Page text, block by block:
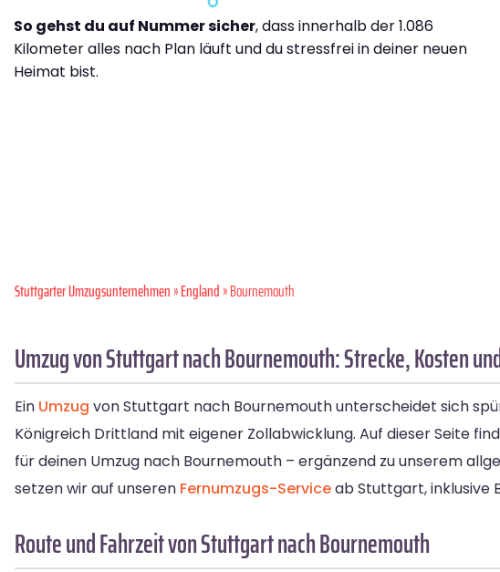
So gehst du auf Nummer sicher, dass innerhalb der 1.086
Kilometer alles nach Plan läuft und du stressfrei in deiner neuen
Heimat bist.
Stuttgarter Umzugsunternehmen»England» Bournemouth
Umzug von Stuttgart nach Bournemouth: Strecke, Kosten
Ein Umzug von Stuttgart nach Bournemouth unterscheidet sich
Königreich Drittland mit eigener Zollabwicklung. Auf dieser Seite
für deinen Umzug nach Bournemouth – ergänzend zu unserem
setzen wir auf unseren Fernumzugs-Serviceab Stuttgart, inklusive
Route und Fahrzeit von Stuttgart nach Bournemouth